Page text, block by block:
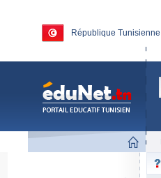
République